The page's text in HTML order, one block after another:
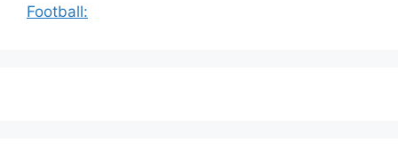
Football: